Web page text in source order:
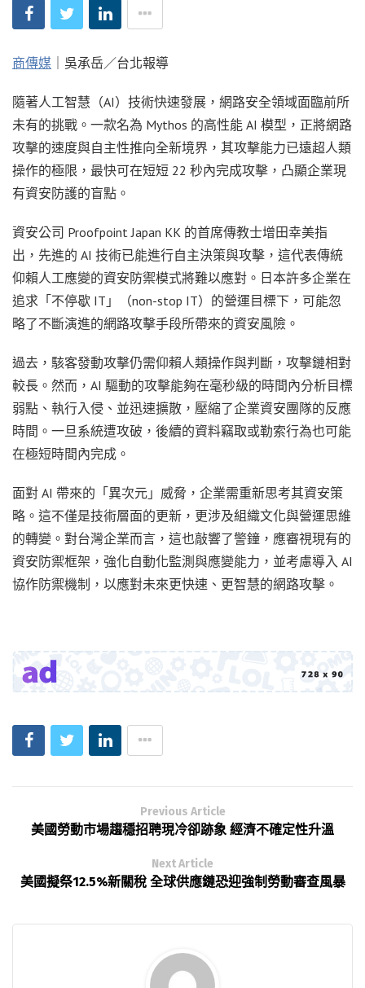
商傳媒 ｜吳承岳／台北報導
隨著人工智慧（AI）技術快速發展，網路安全領域面臨前所
未有的挑戰。一款名為 Mythos 的高性能 AI 模型，正將網路
攻擊的速度與自主性推向全新境界，其攻擊能力已遠超人類
操作的極限，最快可在短短 22 秒內完成攻擊，凸顯企業現
有資安防護的盲點。
資安公司 Proofpoint Japan KK 的首席傳教士增田幸美指
出，先進的 AI 技術已能進行自主決策與攻擊，這代表傳統
仰賴人工應變的資安防禦模式將難以應對。日本許多企業在
追求「不停歇 IT」（non-stop IT）的營運目標下，可能忽
略了不斷演進的網路攻擊手段所帶來的資安風險。
過去，駭客發動攻擊仍需仰賴人類操作與判斷，攻擊鏈相對
較長。然而，AI 驅動的攻擊能夠在毫秒級的時間內分析目標
弱點、執行入侵、並迅速擴散，壓縮了企業資安團隊的反應
時間。一旦系統遭攻破，後續的資料竊取或勒索行為也可能
在極短時間內完成。
面對 AI 帶來的「異次元」威脅，企業需重新思考其資安策
略。這不僅是技術層面的更新，更涉及組織文化與營運思維
的轉變。對台灣企業而言，這也敲響了警鐘，應審視現有的
資安防禦框架，強化自動化監測與應變能力，並考慮導入 AI
協作防禦機制，以應對未來更快速、更智慧的網路攻擊。
Previous Article
美國勞動市場趨穩招聘現冷卻跡象 經濟不確定性升溫
Next Article
美國擬祭12.5%新關稅 全球供應鏈恐迎強制勞動審查風暴